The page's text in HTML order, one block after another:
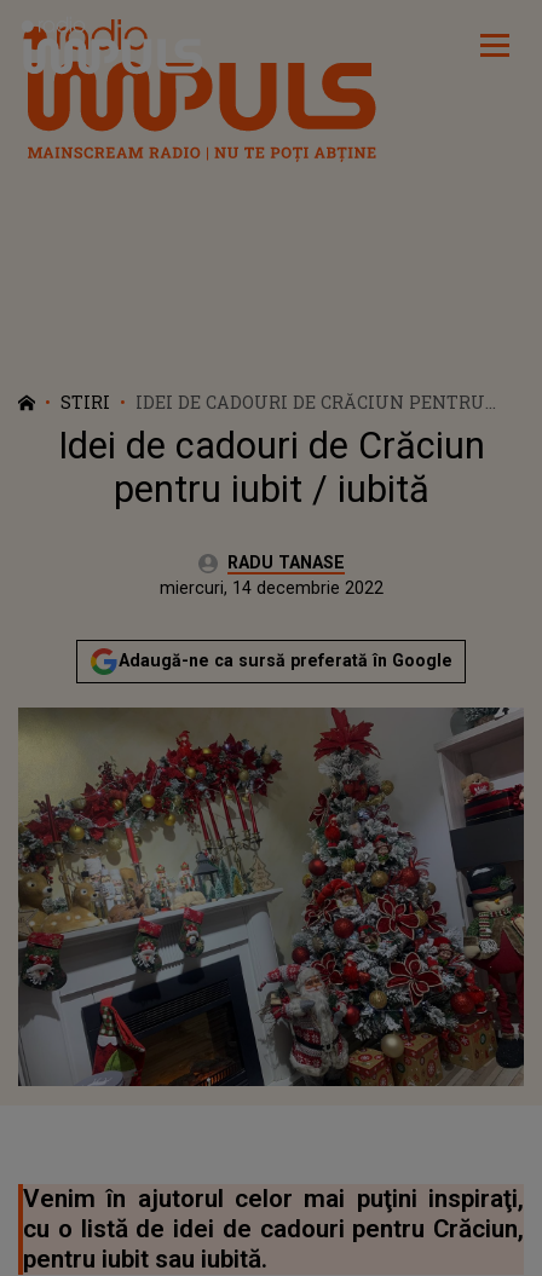
Radio Impuls
STIRI
IDEI DE CADOURI DE CRĂCIUN PENTRU
IUBIT / IUBITĂ
Idei de cadouri de Crăciun
pentru iubit / iubită
Autor:RADU TANASE
joi, 16 decembrie 2021Actualizat:
miercuri, 14 decembrie 2022
Adaugă-ne ca sursă preferată în Google
Venim în ajutorul celor mai puţini inspiraţi,
cu o listă de idei de cadouri pentru Crăciun,
pentru iubit sau iubită.